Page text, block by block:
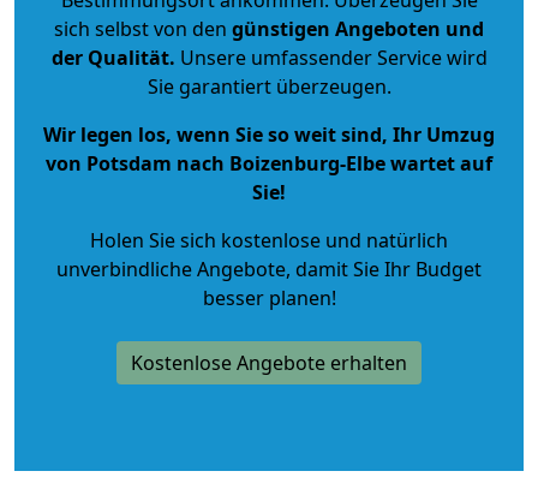
sich selbst von den günstigen Angeboten und
der Qualität. Unsere umfassender Service wird
Sie garantiert überzeugen.
Wir legen los, wenn Sie so weit sind, Ihr Umzug
von Potsdam nach Boizenburg-Elbe wartet auf
Sie!
Holen Sie sich kostenlose und natürlich
unverbindliche Angebote, damit Sie Ihr Budget
besser planen!
Kostenlose Angebote erhalten